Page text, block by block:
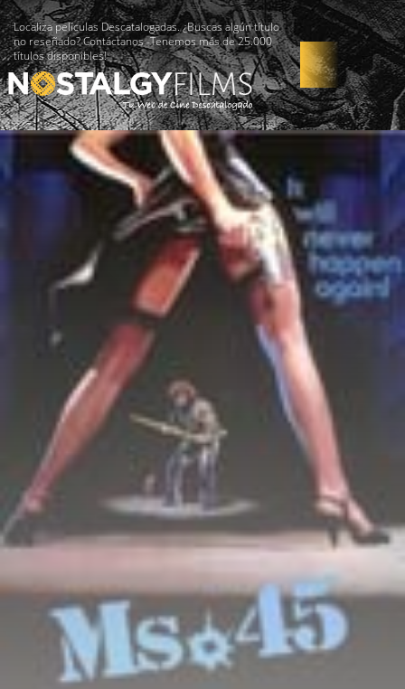
Localiza películas Descatalogadas. ¿Buscas algún título
no reseñado? Contáctanos -Tenemos más de 25.000
títulos disponibles!